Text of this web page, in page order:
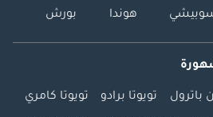
هوندا بورش
باترول تويوتا برادو تويوتا كامري